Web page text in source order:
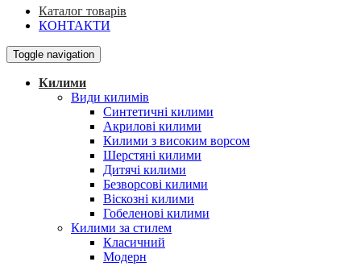
Каталог товарів
КОНТАКТИ
Toggle navigation
Килими
Види килимів
Синтетичні килими
Акрилові килими
Килими з високим ворсом
Шерстяні килими
Дитячі килими
Безворсові килими
Віскозні килими
Гобеленові килими
Килими за стилем
Класичний
Модерн